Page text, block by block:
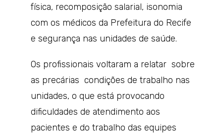
física, recomposição salarial, isonomia
com os médicos da Prefeitura do Recife
e segurança nas unidades de saúde.
Os profissionais voltaram a relatar sobre
as precárias condições de trabalho nas
unidades, o que está provocando
dificuldades de atendimento aos
pacientes e do trabalho das equipes